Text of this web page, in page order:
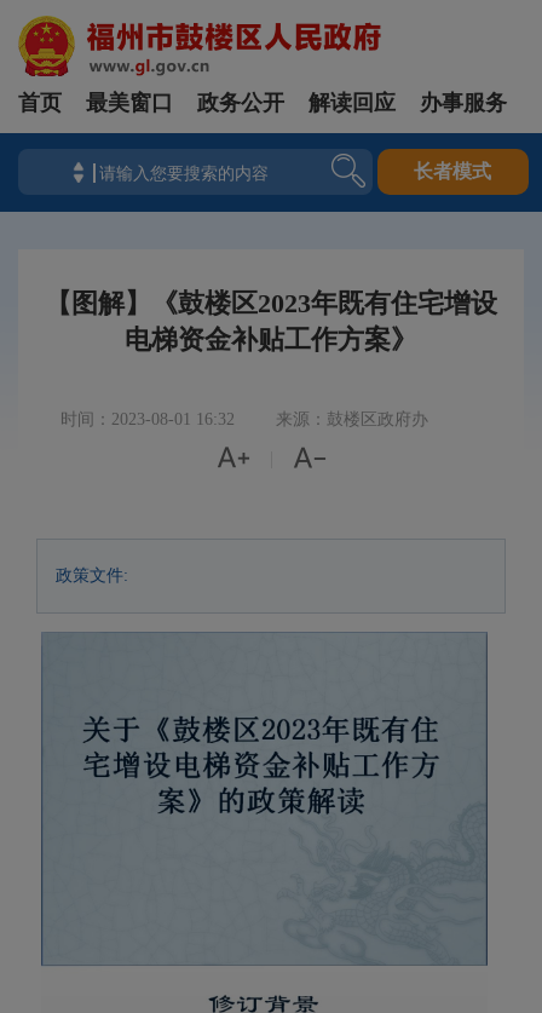
首页 最美窗口 政务公开 解读回应 办事服务
长者模式
【图解】《鼓楼区2023年既有住宅增设
电梯资金补贴工作方案》
时间：2023-08-01 16:32 来源：鼓楼区政府办
 
政策文件: